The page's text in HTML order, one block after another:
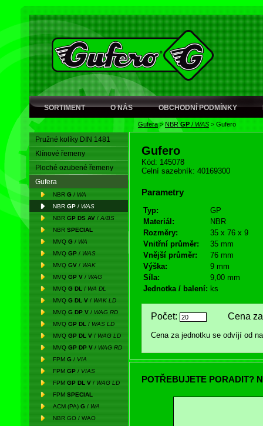
SORTIMENT O NÁS OBCHODNÍ PODMÍNKY
Gufera> NBRGP / WAS > Gufero
Pružné kolíky DIN 1481
Klínové řemeny
Ploché ozubené řemeny
Gufera
NBR G / WA
NBR GP / WAS
NBR GP DS AV / A/BS
NBR SPECIAL
MVQ G / WA
MVQ GP / WAS
MVQ GV / WAK
MVQ GP V / WAG
MVQ G DL / WA DL
MVQ G DL V / WAK LD
MVQ G DP V / WAG RD
MVQ GP DL / WAS LD
MVQ GP DL V / WAG LD
MVQ GP DP V / WAG RD
FPM G / VIA
FPM GP / VIAS
FPM GP DL V / WAG LD
FPM SPECIAL
ACM (PA) G / WA
NBR GO / WAO
Gufero
Kód: 145078
Celní sazebník: 40169300
Parametry
Typ:
GP
Materiál:
NBR
Rozměry:
35 x 76 x 9
Vnitřní průměr:
35 mm
Vnější průměr:
76 mm
Výška:
9 mm
Síla:
9,00 mm
Jednotka / balení: ks
Počet: Cena za
Cena za jednotku se odvíjí od
POTŘEBUJETE PORADIT?